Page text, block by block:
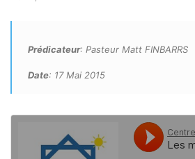
Prédicateur: Pasteur Matt FINBARRS
Date: 17 Mai 2015